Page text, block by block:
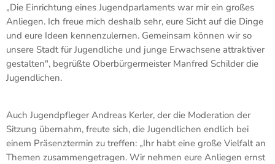
„Die Einrichtung eines Jugendparlaments war mir ein großes
Anliegen. Ich freue mich deshalb sehr, eure Sicht auf die Dinge
und eure Ideen kennenzulernen. Gemeinsam können wir so
unsere Stadt für Jugendliche und junge Erwachsene attraktiver
gestalten", begrüßte Oberbürgermeister Manfred Schilder die
Jugendlichen.
Auch Jugendpfleger Andreas Kerler, der die Moderation der
Sitzung übernahm, freute sich, die Jugendlichen endlich bei
einem Präsenztermin zu treffen: „Ihr habt eine große Vielfalt an
Themen zusammengetragen. Wir nehmen eure Anliegen ernst